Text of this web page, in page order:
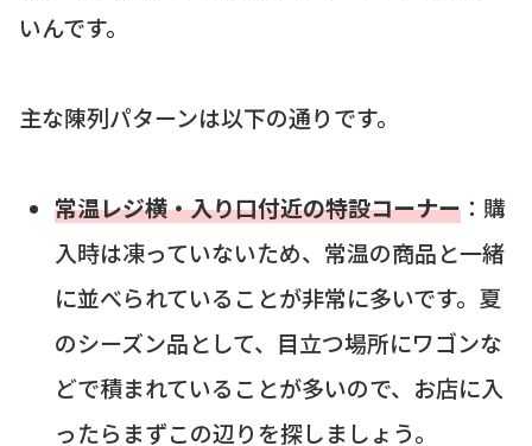
いんです。
主な陳列パターンは以下の通りです。
常温レジ横・入り口付近の特設コーナー：購
入時は凍っていないため、常温の商品と一緒
に並べられていることが非常に多いです。夏
のシーズン品として、目立つ場所にワゴンな
どで積まれていることが多いので、お店に入
ったらまずこの辺りを探しましょう。